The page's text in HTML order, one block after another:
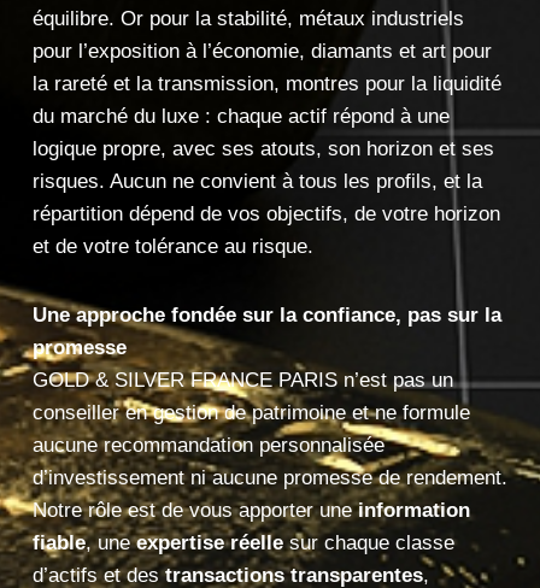
équilibre. Or pour la stabilité, métaux industriels
pour l’exposition à l’économie, diamants et art pour
la rareté et la transmission, montres pour la liquidité
du marché du luxe : chaque actif répond à une
logique propre, avec ses atouts, son horizon et ses
risques. Aucun ne convient à tous les profils, et la
répartition dépend de vos objectifs, de votre horizon
et de votre tolérance au risque.
Une approche fondée sur la confiance, pas sur la
promesse
GOLD & SILVER FRANCE PARIS n’est pas un
conseiller en gestion de patrimoine et ne formule
aucune recommandation personnalisée
d’investissement ni aucune promesse de rendement.
Notre rôle est de vous apporter uneinformation
fiable, uneexpertise réellesur chaque classe
d’actifs et destransactions transparentes,